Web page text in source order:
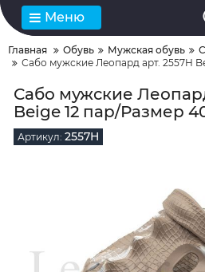
Меню
Главная Обувь Мужская обувь
Сабо мужские Леопард арт. 2557H
Сабо мужские
Beige 12 пар/Размер
Артикул: 2557H